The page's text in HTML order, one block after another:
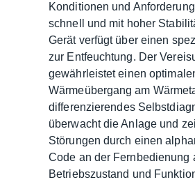
Konditionen und
schnell und mit hoher
Gerät verfügt über einen
zur Entfeuchtung. Der
gewährleistet einen
Wärmeübergang am
differenzierendes
überwacht die Anlage und
Störungen durch einen
Code an der Fernbedienung
Betriebszustand und